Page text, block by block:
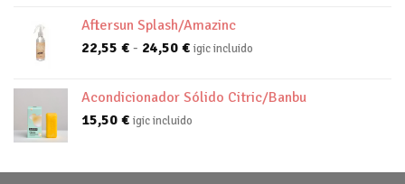
Aftersun Splash/Amazinc
22,55 € - 24,50 €Rango
desde
22,55 €
igic incluido
Acondicionador Sólido Citric/Banbu
15,50 € igic incluido